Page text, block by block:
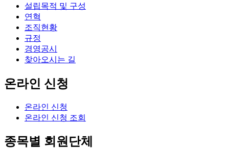
설립목적 및 구성
연혁
조직현황
규정
경영공시
찾아오시는 길
온라인 신청
온라인 신청
온라인 신청 조회
종목별 회원단체